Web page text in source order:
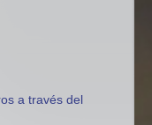
a través del